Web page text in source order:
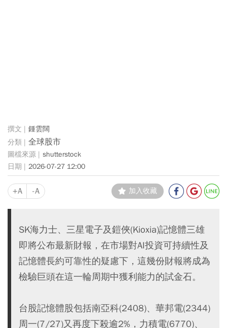
鍾雲闊
全球股市
shutterstock
2026-07-27 12:00
+A -A 加入收藏
SK海力士、三星電子及鎧俠(Kioxia)記憶體三雄
即將公布最新財報，在市場對AI投資可持續性及
記憶體長約可靠性的疑慮下，這幾份財報將成為
檢驗巨頭在這一輪周期中獲利能力的試金石。
台股記憶體股包括南亞科(2408)、華邦電(2344)
周一(7/27)又再度下殺逾2%，力積電(6770)、